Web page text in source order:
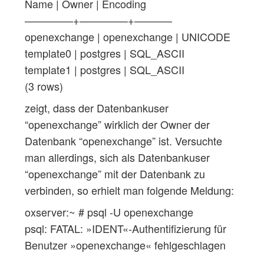
Name | Owner | Encoding
————–+————–+———–
openexchange | openexchange | UNICODE
template0 | postgres | SQL_ASCII
template1 | postgres | SQL_ASCII
(3 rows)
zeigt, dass der Datenbankuser
“openexchange” wirklich der Owner der
Datenbank “openexchange” ist. Versuchte
man allerdings, sich als Datenbankuser
“openexchange” mit der Datenbank zu
verbinden, so erhielt man folgende Meldung:
oxserver:~ # psql -U openexchange
psql: FATAL: »IDENT«-Authentifizierung für
Benutzer »openexchange« fehlgeschlagen